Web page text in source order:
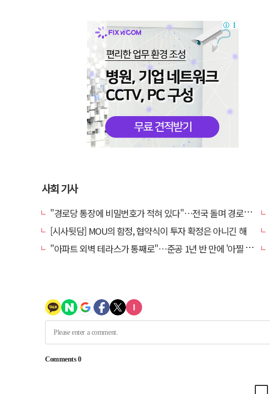
사회 기사
"경로당 통장에 비밀번호가 적혀 있다"…전국 돌며 경로당 13곳 턴 30대 구속
[시사뒷담] MOU의 함정, 협약식이 투자 확정은 아니긴 해
"아파트 외벽 테라스가 통째로"…준공 1년 반 만에 '아찔 사고'